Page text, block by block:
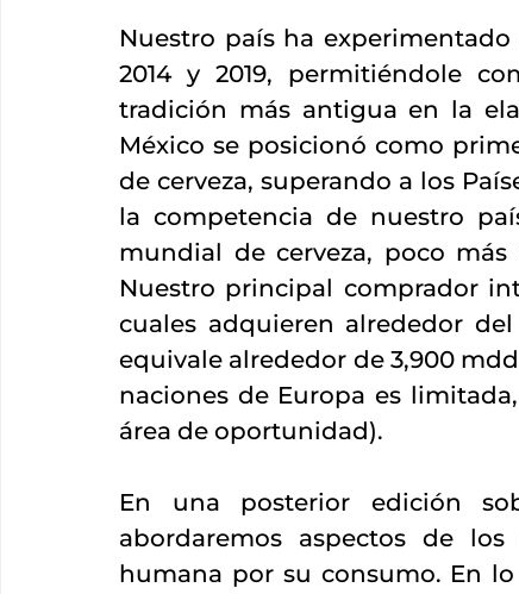
Nuestro país ha
2014 y 2019, permitiéndole
tradición más antigua en la
México se posicionó como
de cerveza, superando a los
la competencia de nuestro
mundial de cerveza, poco
Nuestro principal comprador
cuales adquieren alrededor
equivale alrededor de 3,900
naciones de Europa es
área de oportunidad).
En una posterior edición
abordaremos aspectos de
humana por su consumo. En